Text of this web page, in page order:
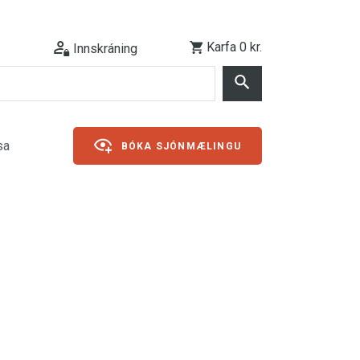
Innskráning Karfa 0 kr.
BÓKA SJÓNMÆLINGU